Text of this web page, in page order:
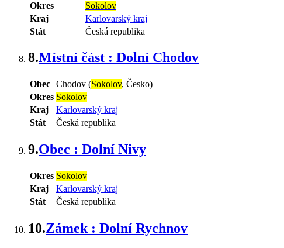
Okres
Sokolov
Kraj
Karlovarský kraj
Stát
Česká republika
8.Místní část : Dolní Chodov
Obec Chodov (Sokolov, Česko)
Okres Sokolov
Kraj
Karlovarský kraj
Stát
Česká republika
9.Obec : Dolní Nivy
Okres Sokolov
Kraj
Karlovarský kraj
Stát
Česká republika
10.Zámek : Dolní Rychnov